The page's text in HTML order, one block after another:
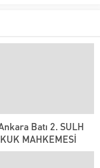
Batı 2. SULH
MAHKEMESİ